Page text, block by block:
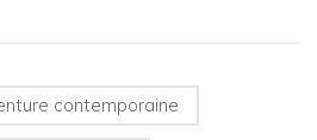
contemporaine